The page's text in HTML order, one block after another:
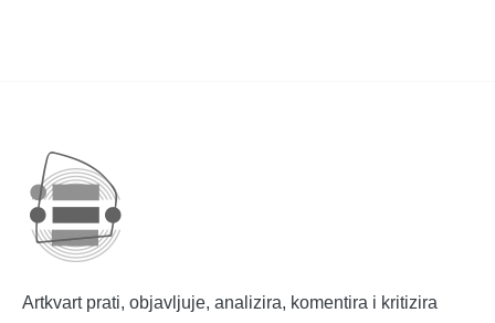
Artkvart prati, objavljuje, analizira, komentira i kritizira